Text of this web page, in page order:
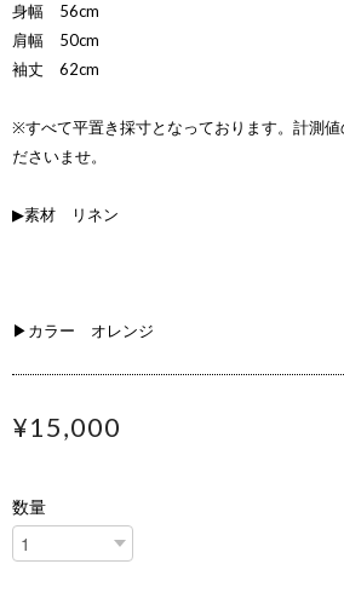
身幅 56cm
肩幅 50cm
袖丈 62cm
※すべて平置き採寸となっております。計測値
ださいませ。
▶素材 リネン
▶カラー オレンジ
¥15,000
数量